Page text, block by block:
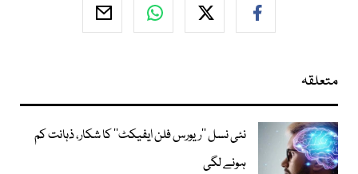
متعلقہ
نئی نسل ’’ریورس فلن ایفیکٹ‘‘ کا شکار، ذہانت کم
ہونے لگی